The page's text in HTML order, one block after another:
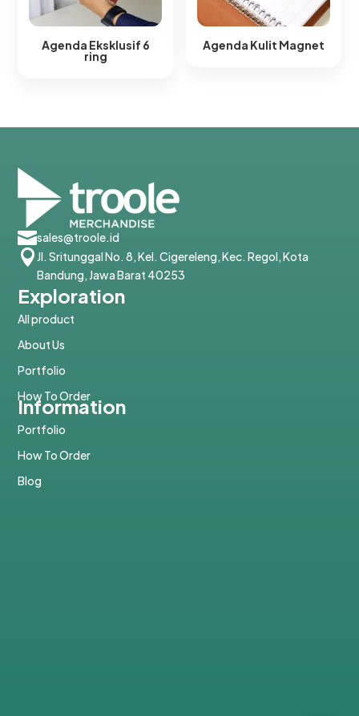
Agenda Eksklusif 6
ring​
Agenda Kulit Magnet​
sales@troole.id
Jl. Sritunggal No. 8, Kel. Cigereleng, Kec. Regol, Kota
Bandung, Jawa Barat 40253
Exploration
All product
About Us
Portfolio
How To Order
Information
Portfolio
How To Order
Blog